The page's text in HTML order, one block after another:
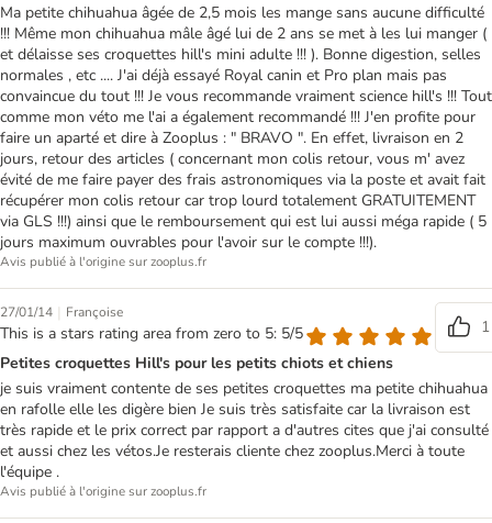
Ma petite chihuahua âgée de 2,5 mois les mange sans aucune difficulté
!!! Même mon chihuahua mâle âgé lui de 2 ans se met à les lui manger (
et délaisse ses croquettes hill's mini adulte !!! ). Bonne digestion, selles
normales , etc .... J'ai déjà essayé Royal canin et Pro plan mais pas
convaincue du tout !!! Je vous recommande vraiment science hill's !!! Tout
comme mon véto me l'ai a également recommandé !!! J'en profite pour
faire un aparté et dire à Zooplus : " BRAVO ". En effet, livraison en 2
jours, retour des articles ( concernant mon colis retour, vous m' avez
évité de me faire payer des frais astronomiques via la poste et avait fait
récupérer mon colis retour car trop lourd totalement GRATUITEMENT
via GLS !!!) ainsi que le remboursement qui est lui aussi méga rapide ( 5
jours maximum ouvrables pour l'avoir sur le compte !!!).
Avis publié à l'origine sur zooplus.fr
27/01/14 | Françoise
This is a stars rating area from zero to 5: 5/5
1
Petites croquettes Hill's pour les petits chiots et chiens
je suis vraiment contente de ses petites croquettes ma petite chihuahua
en rafolle elle les digère bien Je suis très satisfaite car la livraison est
très rapide et le prix correct par rapport a d'autres cites que j'ai consulté
et aussi chez les vétos.Je resterais cliente chez zooplus.Merci à toute
l'équipe .
Avis publié à l'origine sur zooplus.fr